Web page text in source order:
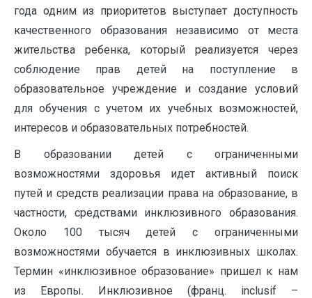
года одним из приоритетов выступает доступность
качественного образования независимо от места
жительства ребенка, который реализуется через
соблюдение прав детей на поступление в
образовательное учреждение и создание условий
для обучения с учетом их учебных возможностей,
интересов и образовательных потребностей.
В образовании детей с ограниченными
возможностями здоровья идет активный поиск
путей и средств реализации права на образование, в
частности, средствами инклюзивного образования.
Около 100 тысяч детей с ограниченными
возможностями обучается в инклюзивных школах.
Термин «инклюзивное образование» пришел к нам
из Европы. Инклюзивное (франц. inclusif –